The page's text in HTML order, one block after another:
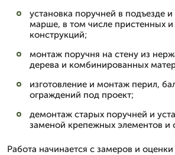
установка поручней в подъезде
марше, в том числе пристенных и
конструкций;
монтаж поручня на стену из
дерева и комбинированных
изготовление и монтаж перил,
ограждений под проект;
демонтаж старых поручней и
заменой крепежных элементов и
Работа начинается с замеров и